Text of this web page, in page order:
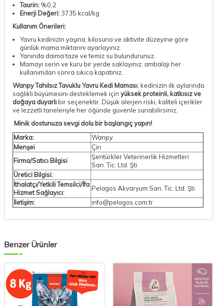
Taurin: %0,2
Enerji Değeri: 3735 kcal/kg
Kullanım Önerileri:
Yavru kedinizin yaşına, kilosuna ve aktivite düzeyine göre
günlük mama miktarını ayarlayınız.
Yanında daima taze ve temiz su bulundurunuz.
Mamayı serin ve kuru bir yerde saklayınız, ambalajı her
kullanımdan sonra sıkıca kapatınız.
Wanpy Tahılsız Tavuklu Yavru Kedi Maması, kedinizin ilk aylarında
sağlıklı büyümesini desteklemek için yüksek proteinli, katkısız ve
doğaya duyarlıbir seçenektir. Düşük alerjen riski, kaliteli içerikler
ve lezzetli taneleriyle her öğünde güvenle sunabilirsiniz.
Minik dostunuza sevgi dolu bir başlangıç yapın!
Marka:
Wanpy
Menşei
Çin
Firma/Satıcı Bilgisi
Şentürkler Veterinerlik Hizmetleri
San. Tic. Ltd. Şti.
Üretici Bilgisi:
İthalatçı/Yetkili Temsilci/İfa
Hizmet Sağlayıcı:
Pelagos Akvaryum San. Tic. Ltd. Şti.
İletişim:
info@pelagos.com.tr
Benzer Ürünler